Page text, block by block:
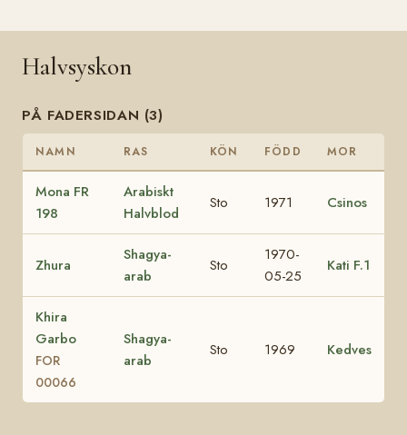
Halvsyskon
PÅ FADERSIDAN (3)
NAMN RAS KÖN FÖDD MOR
Mona FR
198
Arabiskt
Halvblod
Sto 1971 Csinos
Zhura
Shagya-
arab
Sto
1970-
05-25
Kati F.1
Khira
Garbo
FOR
00066
Shagya-
arab
Sto 1969 Kedves